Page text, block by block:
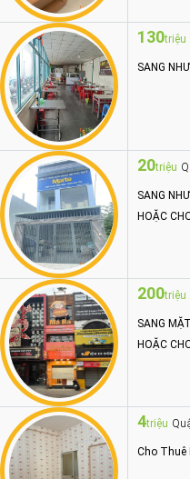
130triệu
SANG
20triệu
SANG
HOẶC
200triệu
SANG
HOẶC
4triệu
Cho Thuê